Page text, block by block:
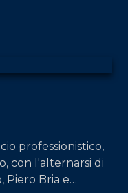
professionistico,
con l'alternarsi di
Piero Bria e